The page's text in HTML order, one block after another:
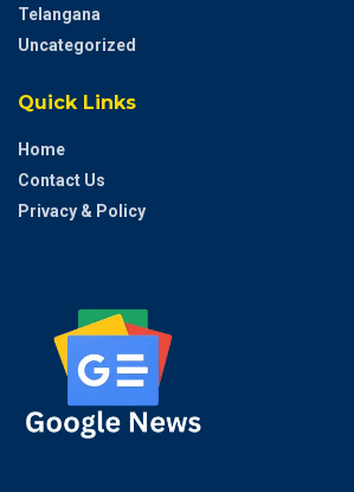
Telangana
Uncategorized
Quick Links
Home
Contact Us
Privacy & Policy